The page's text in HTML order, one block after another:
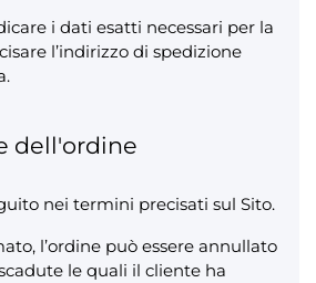
i dati esatti necessari per la
l’indirizzo di spedizione
dell'ordine
nei termini precisati sul Sito.
l’ordine può essere annullato
le quali il cliente ha